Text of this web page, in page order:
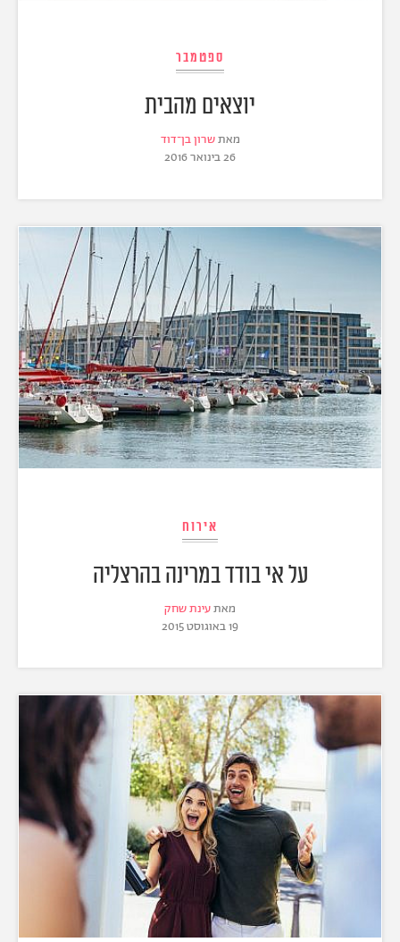
ספטמבר
יוצאים מהבית
מאתשרון בן־דוד
26 בינואר 2016
אירוח
על אי בודד במרינה בהרצליה
מאתעינת שחק
19 באוגוסט 2015